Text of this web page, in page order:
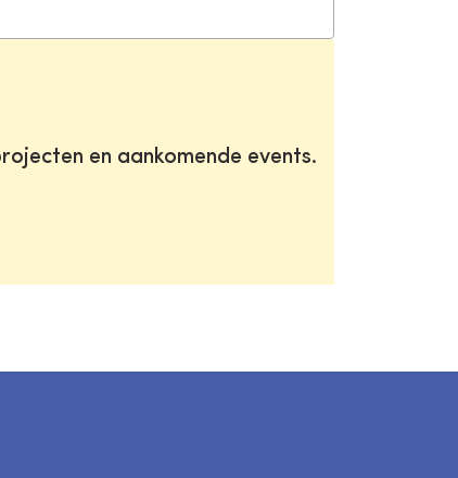
en aankomende events.